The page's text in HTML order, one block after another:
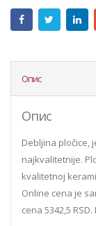
Опис
Опис
Debljina pločice,
najkvalitetnije.
kvalitetnoj
Online cena je
cena 5342,5